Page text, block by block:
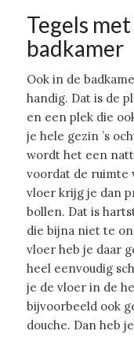
Tegels
badkamer
Ook in de
handig. Dat is de
en een plek die
je hele gezin ’s
wordt het een
voordat de ruimte
vloer krijg je dan
bollen. Dat is
die bijna niet te
vloer heb je daar
heel eenvoudig
je de vloer in de
bijvoorbeeld ook
douche. Dan heb